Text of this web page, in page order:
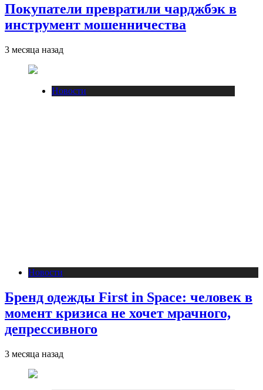
Покупатели превратили чарджбэк в
инструмент мошенничества
3 месяца назад
Новости
Новости
Бренд одежды First in Space: человек в
момент кризиса не хочет мрачного,
депрессивного
3 месяца назад